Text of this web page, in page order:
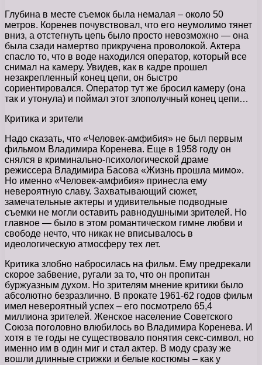
Глубина в месте съемок была немалая – около 50
метров. Коренев почувствовал, что его неумолимо тянет
вниз, а отстегнуть цепь было просто невозможно — она
была сзади намертво прикручена проволокой. Актера
спасло то, что в воде находился оператор, который все
снимал на камеру. Увидев, как в кадре прошел
незакрепленный конец цепи, он быстро
сориентировался. Оператор тут же бросил камеру (она
так и утонула) и поймал этот злополучный конец цепи…
Критика и зрители
Надо сказать, что «Человек-амфибия» не был первым
фильмом Владимира Коренева. Еще в 1958 году он
снялся в криминально-психологической драме
режиссера Владимира Басова «Жизнь прошла мимо».
Но именно «Человек-амфибия» принесла ему
невероятную славу. Захватывающий сюжет,
замечательные актеры и удивительные подводные
съемки не могли оставить равнодушными зрителей. Но
главное — было в этом романтическом гимне любви и
свободе нечто, что никак не вписывалось в
идеологическую атмосферу тех лет.
Критика злобно набросилась на фильм. Ему предрекали
скорое забвение, ругали за то, что он пропитан
буржуазным духом. Но зрителям мнение критики было
абсолютно безразлично. В прокате 1961-62 годов фильм
имел невероятный успех – его посмотрело 65,4
миллиона зрителей. Женское население Советского
Союза поголовно влюбилось во Владимира Коренева. И
хотя в те годы не существовало понятия секс-символ, но
именно им в один миг и стал актер. В моду сразу же
вошли длинные стрижки и белые костюмы – как у